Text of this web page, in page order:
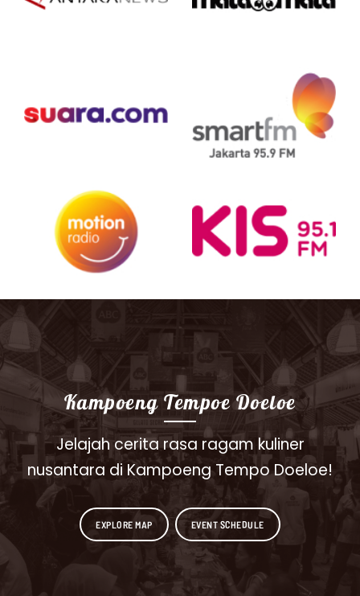
Kampoeng Tempoe Doeloe
Jelajah cerita rasa ragam kuliner
nusantara di Kampoeng Tempo Doeloe!
EXPLORE MAP EVENT SCHEDULE